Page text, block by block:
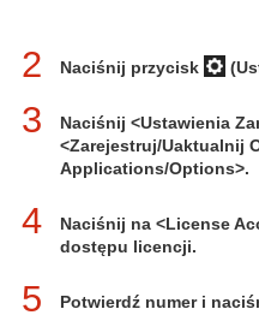
2 Naciśnij przycisk
3 Naciśnij <Ustawienia
<Zarejestruj/Uaktualnij
Applications/Options>.
4
Naciśnij na <License
dostępu licencji.
5 Potwierdź numer i